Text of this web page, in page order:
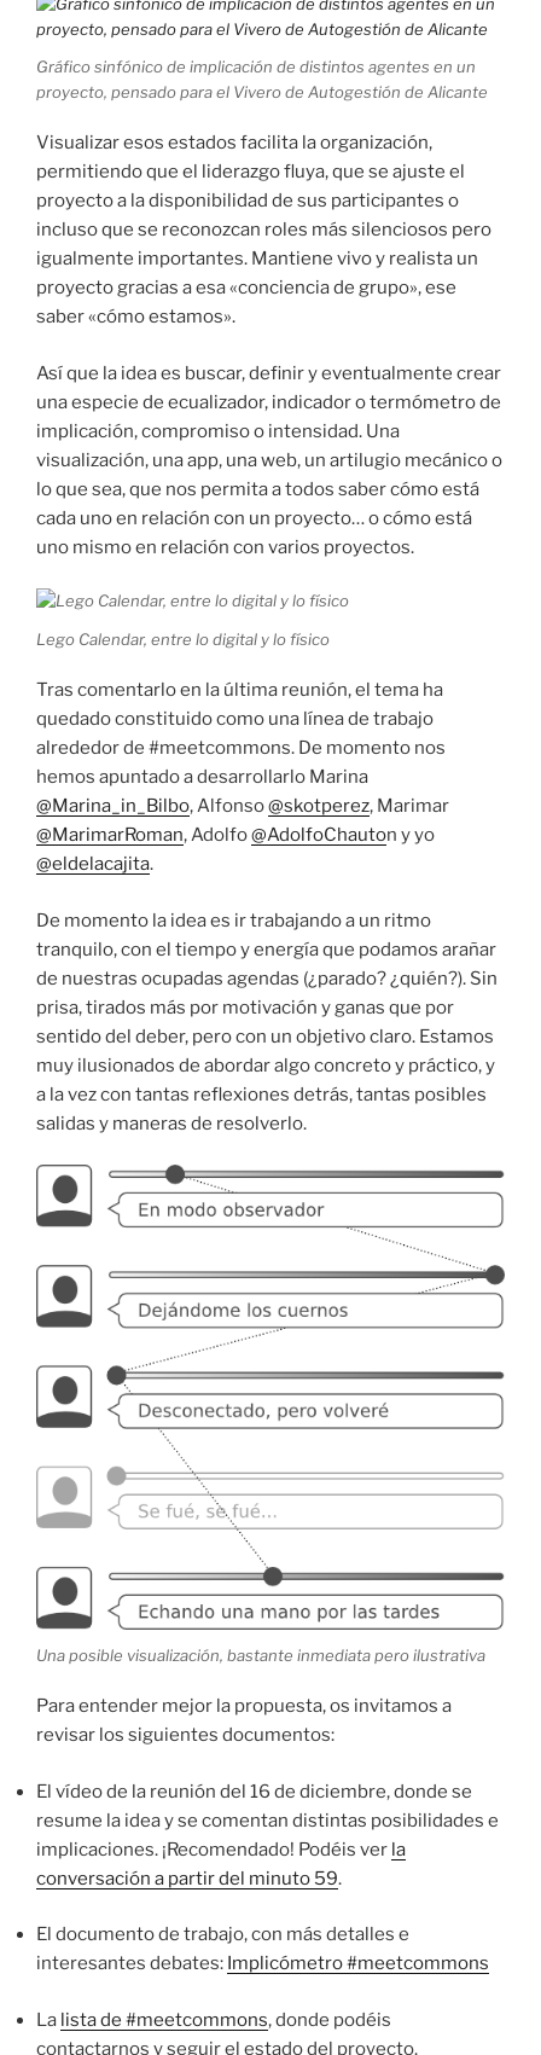
Gráfico sinfónico de implicación de distintos agentes en un
proyecto, pensado para el Vivero de Autogestión de Alicante
Visualizar esos estados facilita la organización,
permitiendo que el liderazgo fluya, que se ajuste el
proyecto a la disponibilidad de sus participantes o
incluso que se reconozcan roles más silenciosos pero
igualmente importantes. Mantiene vivo y realista un
proyecto gracias a esa «conciencia de grupo», ese
saber «cómo estamos».
Así que la idea es buscar, definir y eventualmente crear
una especie de ecualizador, indicador o termómetro de
implicación, compromiso o intensidad. Una
visualización, una app, una web, un artilugio mecánico o
lo que sea, que nos permita a todos saber cómo está
cada uno en relación con un proyecto… o cómo está
uno mismo en relación con varios proyectos.
Lego Calendar, entre lo digital y lo físico
Tras comentarlo en la última reunión, el tema ha
quedado constituido como una línea de trabajo
alrededor de #meetcommons. De momento nos
hemos apuntado a desarrollarlo Marina
@Marina_in_Bilbo, Alfonso@skotperez, Marimar
@MarimarRoman, Adolfo@AdolfoChauton y yo
@eldelacajita.
De momento la idea es ir trabajando a un ritmo
tranquilo, con el tiempo y energía que podamos arañar
de nuestras ocupadas agendas (¿parado? ¿quién?). Sin
prisa, tirados más por motivación y ganas que por
sentido del deber, pero con un objetivo claro. Estamos
muy ilusionados de abordar algo concreto y práctico, y
a la vez con tantas reflexiones detrás, tantas posibles
salidas y maneras de resolverlo.
Una posible visualización, bastante inmediata pero ilustrativa
Para entender mejor la propuesta, os invitamos a
revisar los siguientes documentos:
El vídeo de la reunión del 16 de diciembre, donde se
resume la idea y se comentan distintas posibilidades e
implicaciones. ¡Recomendado! Podéis ver la
conversación a partir del minuto 59.
El documento de trabajo, con más detalles e
interesantes debates: Implicómetro #meetcommons
La lista de #meetcommons, donde podéis
contactarnos y seguir el estado del proyecto.